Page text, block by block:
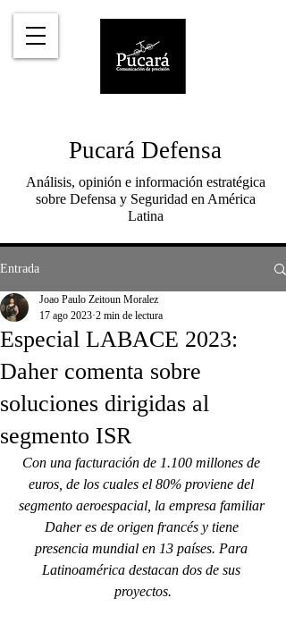
Pucará Defensa
Análisis, opinión e información estratégica
sobre Defensa y Seguridad en América
Latina
Entrada
Especial LABACE 2023:
Daher comenta sobre
soluciones dirigidas al
segmento ISR
Joao Paulo Zeitoun Moralez
17 ago 2023 2 min de lectura
Con una facturación de 1.100 millones de
euros, de los cuales el 80% proviene del
segmento aeroespacial, la empresa familiar
Daher es de origen francés y tiene
presencia mundial en 13 países. Para
Latinoamérica destacan dos de sus
proyectos.